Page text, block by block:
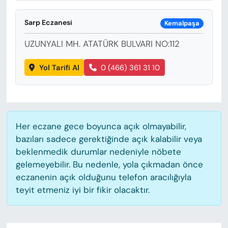
Sarp Eczanesi Kemalpaşa
UZUNYALI MH. ATATÜRK BULVARI NO:112
Yol Tarifi Al 0 (466) 361 31 10
Her eczane gece boyunca açık olmayabilir,
bazıları sadece gerektiğinde açık kalabilir veya
beklenmedik durumlar nedeniyle nöbete
gelemeyebilir. Bu nedenle, yola çıkmadan önce
eczanenin açık olduğunu telefon aracılığıyla
teyit etmeniz iyi bir fikir olacaktır.
SAĞLIK
SPOR
KÜLTÜR-SANAT
MAGAZİN
ÖZEL HABER
YAZAR KÖŞESİ
SİYASET